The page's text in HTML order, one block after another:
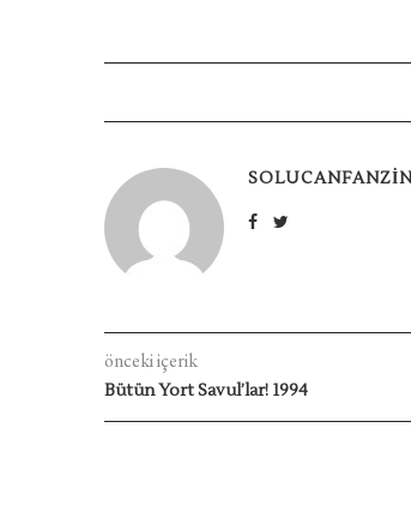
önceki içerik
Bütün Yort Savul’lar! 1994